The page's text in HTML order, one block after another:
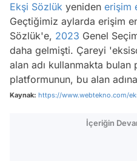
Ekşi Sözlük yeniden erişim
Geçtiğimiz aylarda erişim
Sözlük'e, 2023 Genel
daha gelmişti. Çareyi
alan adı kullanmakta
platformunun, bu alan
Kaynak: https://www.webtekno.com/
İçeriğin